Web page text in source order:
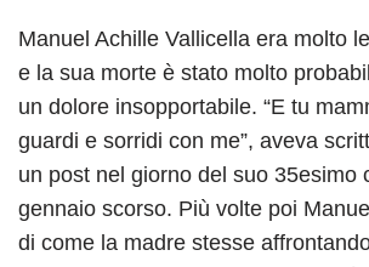
Manuel Achille Vallicella era molto
e la sua morte è stato molto
un dolore insopportabile. “E tu
guardi e sorridi con me”, aveva
un post nel giorno del suo 35esimo
gennaio scorso. Più volte poi
di come la madre stesse